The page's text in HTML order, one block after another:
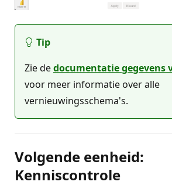
Tip
Zie dedocumentatie gegevens
voor meer informatie over alle
vernieuwingsschema's.
Volgende eenheid:
Kenniscontrole